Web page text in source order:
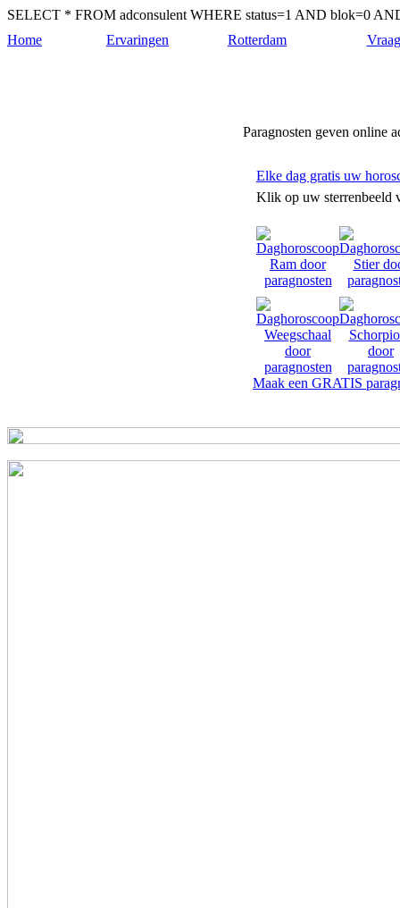
SELECT * FROM adconsulent WHERE status=1 AND blok=0
Home
Ervaringen Rotterdam
Paragnosten geven online
Elke dag gratis uw
Klik op uw sterrenbeeld
Maak een GRATIS